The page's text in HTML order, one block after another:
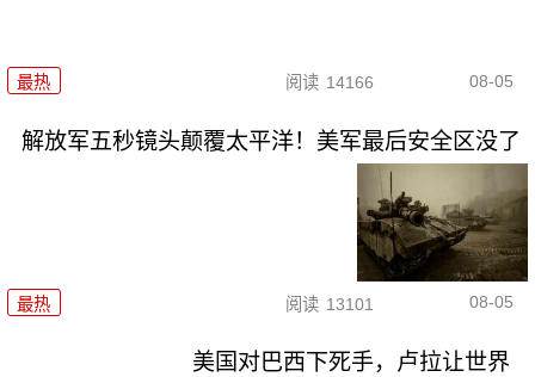
最热 阅读 14166 08-05
解放军五秒镜头颠覆太平洋！美军最后安全区没了
最热 阅读 13101 08-05
美国对巴西下死手，卢拉让世界